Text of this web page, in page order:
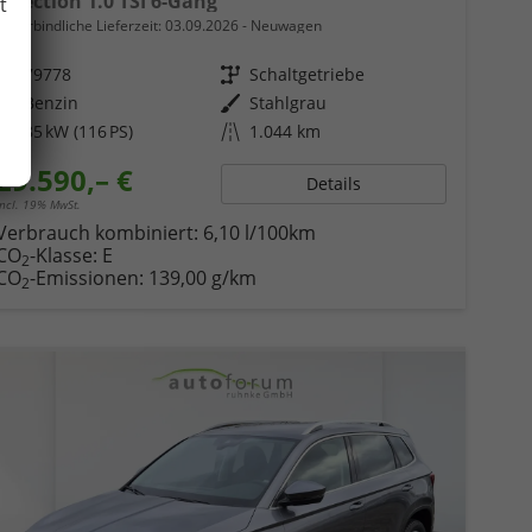
unverbindliche Lieferzeit: 03.09.2026 Neuwagen
79778 Getriebe Schaltgetriebe
Benzin Außenfarbe Stahlgrau
85 kW (116 PS) Kilometerstand 1.044 km
€
19% MwSt.
Details
kombiniert: 6,10 l/100km
2-Klasse: E
2-Emissionen: 139,00 g/km